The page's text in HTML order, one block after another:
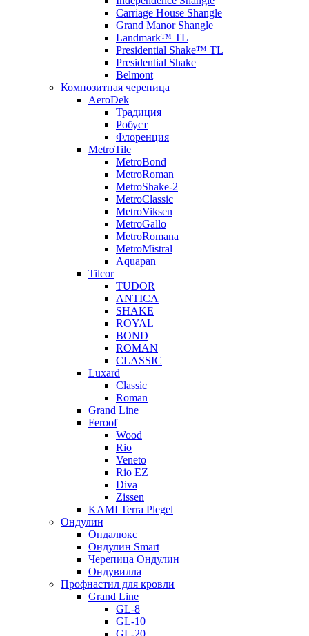
Carriage House Shangle
Grand Manor Shangle
Landmark™ TL
Presidential Shake™ TL
Presidential Shake
Belmont
Композитная черепица
AeroDek
Традиция
Робуст
Флоренция
MetroTile
MetroBond
MetroRoman
MetroShake-2
MetroClassic
MetroViksen
MetroGallo
MetroRomana
MetroMistral
Aquapan
Tilcor
TUDOR
ANTICA
SHAKE
ROYAL
BOND
ROMAN
CLASSIC
Luxard
Classic
Roman
Grand Line
Feroof
Wood
Rio
Veneto
Rio EZ
Diva
Zissen
KAMI Terra Plegel
Ондулин
Ондалюкс
Ондулин Smart
Черепица Ондулин
Ондувилла
Профнастил для кровли
Grand Line
GL-8
GL-10